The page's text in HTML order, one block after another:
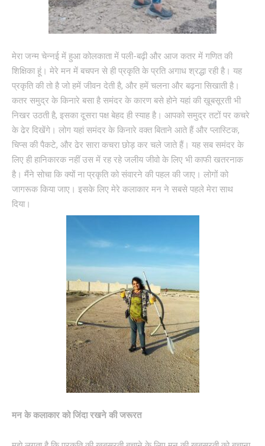
मेरा जन्म चेन्नई में हुआ कोलकाता में पली-बढ़ी और आज कतर में गणित की
शिक्षिका हूं। मेरे मन में बचपन से ही प्रकृति के प्रति अगाध श्रद्धा रही है। यह
प्रकृति की तो है जो हमें जीवन देती है, और हमें चलना और बढ़ना सिखाती है।
कतर समुद्र के किनारे बसा है समंदर के कारण बसे होने यहां की ख़ूबसूरती भी
निखर उठती है, इसका दूसरा पक्ष बेहद ही स्याह है। आपको समुद्र तटों पर कचरे
के ढेर दिखेंगे। लोग यहां समंदर के किनारे वक्त बिताने आते हैं और प्लास्टिक,
चिप्स की पैकटे, और ढेर सारा कचरा छोड़ कर चले जाते हैं। यह सब समंदर के
लिए ही हानिकारक नहीं उस में रह रहे जलीय जीवो के लिए भी काफी खतरनाक
है। मैंने सोचा कि क्यों ना प्रकृति को संवारने की पहल की जाए। लोगों को
जागरूक किया जाए। इसके लिए मेरे कलाकार मन ने सबसे पहले मेरा साथ
दिया।
मन के कलाकार को जिंदा रखने की जरूरत